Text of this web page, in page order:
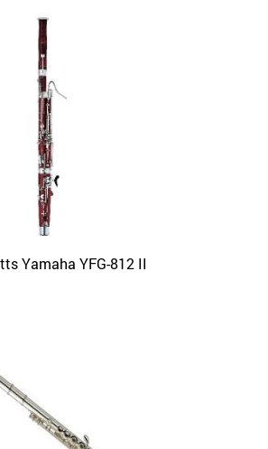
APERÇU
Yamaha YFG-812 II